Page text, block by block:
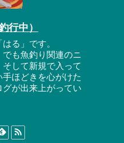
行中）
る」です。
も魚釣り関連のニ
して新規で入って
ほどきを心がけた
が出来上がってい